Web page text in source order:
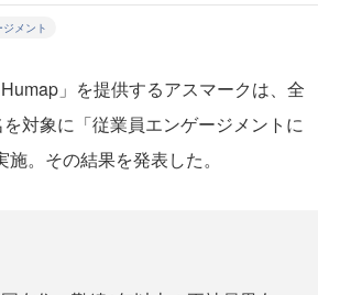
メント
」を提供するアスマークは、全
対象に「従業員エンゲージメントに
。その結果を発表した。